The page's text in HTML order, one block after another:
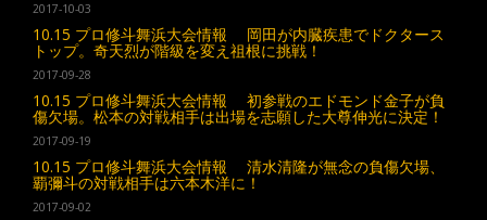
2017-10-03
10.15 プロ修斗舞浜大会情報 岡田が内臓疾患でドクタース
トップ。奇天烈が階級を変え祖根に挑戦！
2017-09-28
10.15 プロ修斗舞浜大会情報 初参戦のエドモンド金子が負
傷欠場。松本の対戦相手は出場を志願した大尊伸光に決定！
2017-09-19
10.15 プロ修斗舞浜大会情報 清水清隆が無念の負傷欠場、
覇彌斗の対戦相手は六本木洋に！
2017-09-02